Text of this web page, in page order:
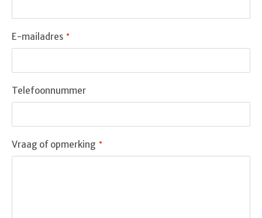
E-mailadres
Telefoonnummer
Vraag of opmerking